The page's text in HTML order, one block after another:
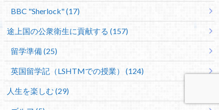
BBC "Sherlock" (17)
途上国の公衆衛生に貢献する (157)
留学準備 (25)
英国留学記（LSHTMでの授業） (124)
人生を楽しむ (29)